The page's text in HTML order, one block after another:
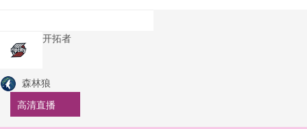
开拓者
森林狼
高清直播